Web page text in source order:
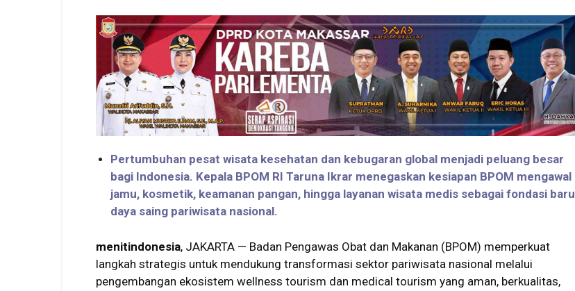
Pertumbuhan pesat wisata kesehatan dan kebugaran global menjadi peluang besar
bagi Indonesia. Kepala BPOM RI Taruna Ikrar menegaskan kesiapan BPOM mengawal
jamu, kosmetik, keamanan pangan, hingga layanan wisata medis sebagai fondasi baru
daya saing pariwisata nasional.
menitindonesia, JAKARTA — Badan Pengawas Obat dan Makanan (BPOM) memperkuat
langkah strategis untuk mendukung transformasi sektor pariwisata nasional melalui
pengembangan ekosistem wellness tourism dan medical tourism yang aman, berkualitas,